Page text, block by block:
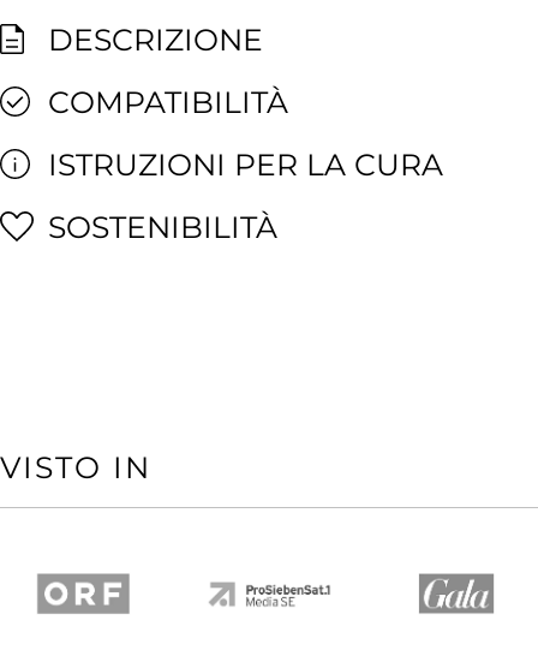
DESCRIZIONE
COMPATIBILITÀ
ISTRUZIONI PER LA CURA
SOSTENIBILITÀ
VISTO IN